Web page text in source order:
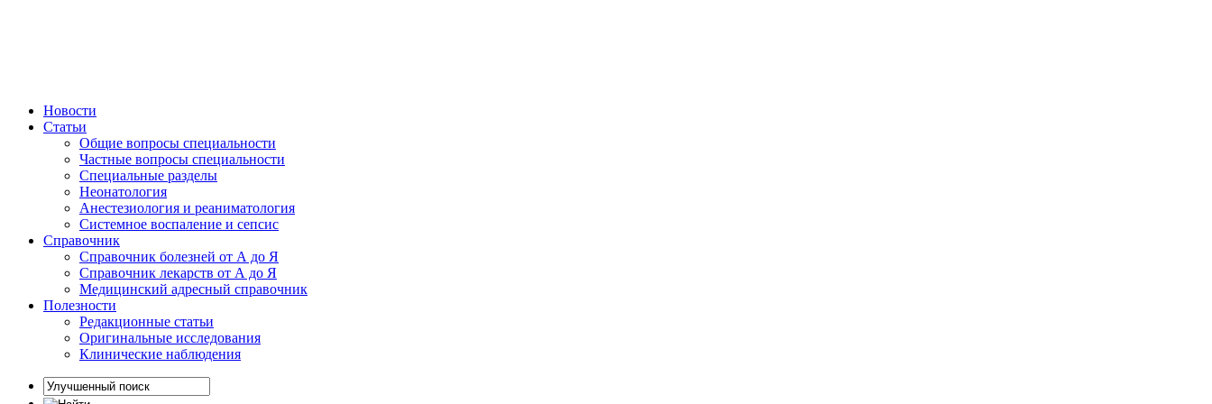
Новости
Статьи
Общие вопросы специальности
Частные вопросы специальности
Специальные разделы
Неонатология
Анестезиология и реаниматология
Системное воспаление и сепсис
Справочник
Справочник болезней от А до Я
Справочник лекарств от А до Я
Медицинский адресный справочник
Полезности
Редакционные статьи
Оригинальные исследования
Клинические наблюдения